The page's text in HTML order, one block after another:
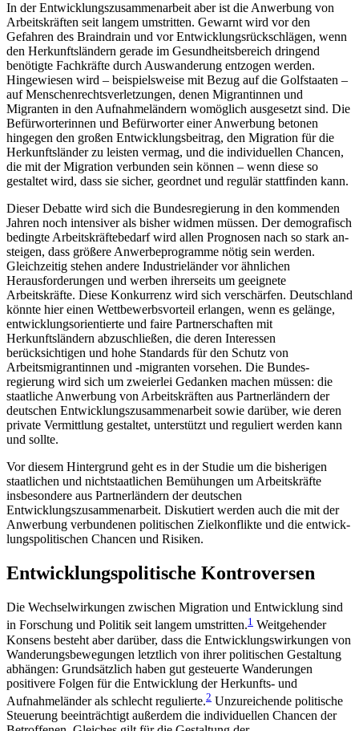
In der Entwicklungszusammenarbeit aber ist die Anwerbung von
Arbeitskräften seit langem umstrit­ten. Gewarnt wird vor den
Gefahren des Braindrain und vor Entwicklungsrückschlägen, wenn
den Her­kunftsländern gerade im Gesundheitsbereich drin­gend
benötigte Fachkräfte durch Auswanderung entzogen werden.
Hingewiesen wird – beispielsweise mit Bezug auf die Golfstaaten –
auf Menschenrechts­verletzungen, denen Migrantinnen und
Migranten in den Aufnahmeländern womöglich ausgesetzt sind. Die
Befürworterinnen und Befürworter einer Anwer­bung betonen
hingegen den großen Entwicklungs­beitrag, den Migration für die
Herkunftsländer zu leisten vermag, und die individuellen Chancen,
die mit der Migration verbunden sein können – wenn diese so
gestaltet wird, dass sie sicher, geordnet und regulär stattfinden kann.
Dieser Debatte wird sich die Bundesregierung in den kommenden
Jahren noch intensiver als bisher wid­men müssen. Der demografisch
bedingte Arbeits­kräftebedarf wird allen Prognosen nach so stark an­
steigen, dass größere Anwerbeprogramme nötig sein werden.
Gleichzeitig stehen andere Industrieländer vor ähnlichen
Herausforderungen und werben ihrer­seits um geeignete
Arbeitskräfte. Diese Konkurrenz wird sich verschärfen. Deutschland
könnte hier einen Wettbewerbsvorteil erlangen, wenn es gelänge,
ent­wicklungsorientierte und faire Partnerschaften mit
Herkunftsländern abzuschließen, die deren Inter­essen
berücksichtigen und hohe Standards für den Schutz von
Arbeitsmigrantinnen und ‑migranten vor­sehen. Die Bundes­
regierung wird sich um zweierlei Gedanken machen müssen: die
staatliche Anwerbung von Arbeitskräften aus Partnerländern der
deutschen Entwicklungszusammenarbeit sowie darüber, wie deren
private Vermittlung gestaltet, unterstützt und reguliert werden kann
und sollte.
Vor diesem Hintergrund geht es in der Studie um die bisherigen
staatlichen und nichtstaatlichen Bemü­hungen um Arbeitskräfte
insbesondere aus Partner­ländern der deutschen
Entwicklungszusammenarbeit. Diskutiert werden auch die mit der
Anwerbung ver­bundenen politischen Zielkonflikte und die entwick­
lungspolitischen Chancen und Risiken.
Entwicklungspolitische Kontroversen
Die Wechselwirkungen zwischen Migration und Ent­wicklung sind
in Forschung und Politik seit langem umstritten.1 Weitgehender
Konsens besteht aber dar­über, dass die Entwicklungswirkungen von
Wanderungsbewegungen letztlich von ihrer politischen Gestaltung
abhängen: Grundsätzlich haben gut ge­steuerte Wanderungen
positivere Folgen für die Ent­wicklung der Herkunfts- und
Aufnahmeländer als schlecht regulierte.2 Unzureichende politische
Steue­rung beeinträchtigt außerdem die individuellen Chan­cen der